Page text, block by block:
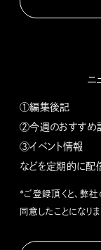
ニ
①編集後記
②今週のおすすめ
③イベント情報
などを定期的に配
*ご登録頂くと、弊社
同意したことになりま